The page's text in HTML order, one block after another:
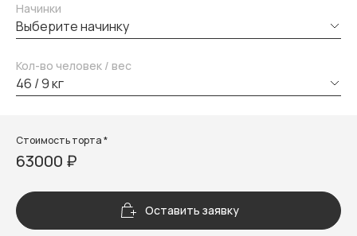
Начинки
выберите начинку
Кол-во человек / вес
46 / 9 кг
Стоимость торта *
63000 ₽
Оставить заявку